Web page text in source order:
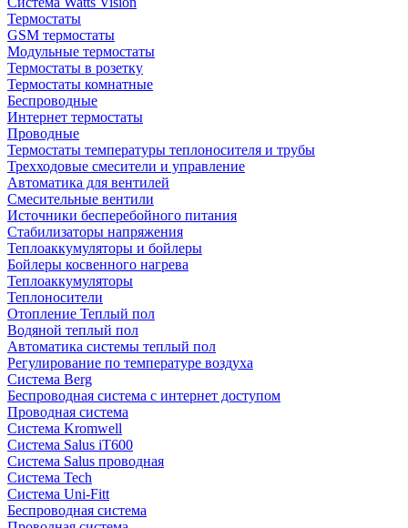
Термостаты
GSM термостаты
Модульные термостаты
Термостаты в розетку
Термостаты комнатные
Беспроводные
Интернет термостаты
Проводные
Термостаты температуры теплоносителя и трубы
Трехходовые смесители и управление
Автоматика для вентилей
Смесительные вентили
Источники бесперебойного питания
Стабилизаторы напряжения
Теплоаккумуляторы и бойлеры
Бойлеры косвенного нагрева
Теплоаккумуляторы
Теплоносители
Отопление Теплый пол
Водяной теплый пол
Автоматика системы теплый пол
Регулирование по температуре воздуха
Система Berg
Беспроводная система с интернет доступом
Проводная система
Система Kromwell
Система Salus iT600
Система Salus проводная
Система Tech
Система Uni-Fitt
Беспроводная система